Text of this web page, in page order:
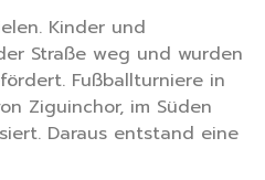
Kinder und
Straße weg und wurden
Fußballturniere in
Ziguinchor, im Süden
Daraus entstand eine